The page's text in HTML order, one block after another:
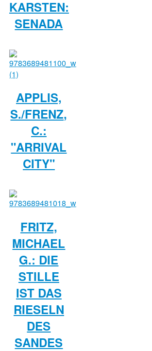
KARSTEN:
SENADA
APPLIS,
S./FRENZ,
C.:
"ARRIVAL
CITY"
FRITZ,
MICHAEL
G.: DIE
STILLE
IST DAS
RIESELN
DES
SANDES